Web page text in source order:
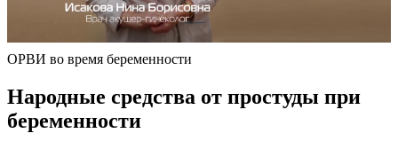
ОРВИ во время беременности
Народные средства от простуды при
беременности